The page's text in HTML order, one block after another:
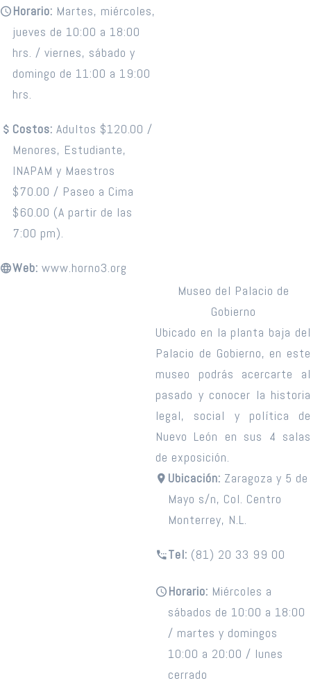
Horario: Martes, miércoles,
jueves de 10:00 a 18:00
hrs. / viernes, sábado y
domingo de 11:00 a 19:00
hrs.
Costos: Adultos $120.00 /
Menores, Estudiante,
INAPAM y Maestros
$70.00 / Paseo a Cima
$60.00 (A partir de las
7:00 pm).
Web: www.horno3.org
Museo del Palacio de
Gobierno
Ubicado en la planta baja del
Palacio de Gobierno, en este
museo podrás acercarte al
pasado y conocer la historia
legal, social y política de
Nuevo León en sus 4 salas
de exposición.
Ubicación: Zaragoza y 5 de
Mayo s/n, Col. Centro
Monterrey, N.L.
Tel: (81) 20 33 99 00
Horario: Miércoles a
sábados de 10:00 a 18:00
/ martes y domingos
10:00 a 20:00 / lunes
cerrado